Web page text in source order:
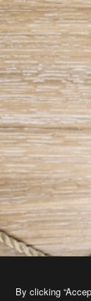
By clicking